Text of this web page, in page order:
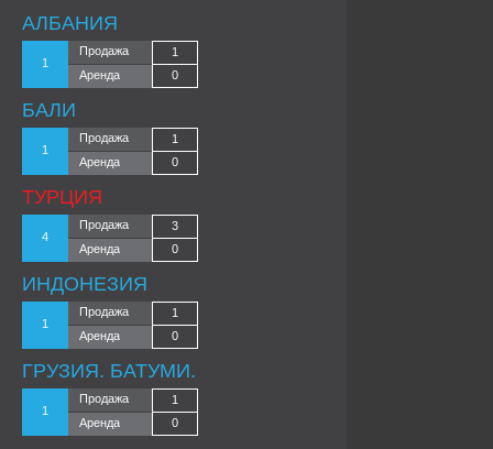
АЛБАНИЯ
Продажа
1
Аренда
0
1
БАЛИ
Продажа
1
Аренда
0
1
ТУРЦИЯ
Продажа
3
Аренда
0
4
ИНДОНЕЗИЯ
Продажа
1
Аренда
0
1
ГРУЗИЯ. БАТУМИ.
Продажа
1
Аренда
0
1